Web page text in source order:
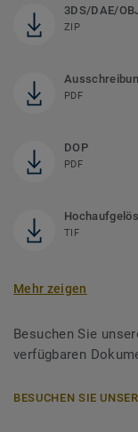
3DS/DAE/
ZIP
PDF
DOP
PDF
TIF
Mehr zeigen
Besuchen Sie
verfügbaren
BESUCHEN SIE